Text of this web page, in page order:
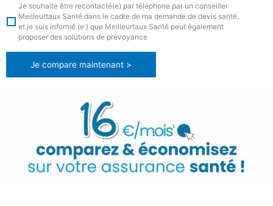
Je souhaite être recontacté(e) par téléphone par un conseiller
Meilleurtaux Santé dans le cadre de ma demande de devis santé,
et je suis informé (e ) que Meilleurtaux Santé peut également
proposer des solutions de prévoyance
Je compare maintenant >